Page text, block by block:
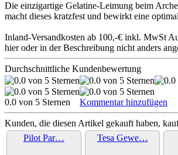
Die einzigartige Gelatine-Leimung beim
macht dieses kratzfest und bewirkt eine
Inland-Versandkosten ab 100,-€ inkl. MwSt
hier oder in der Beschreibung nicht anders
Durchschnittliche Kundenbewertung
0.0 von 5 Sternen Kommentar hinzufügen
Kunden, die diesen Artikel gekauft haben,
Pilot Par…
Tesa Gewe…